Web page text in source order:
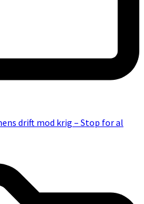
drift mod krig – Stop for al